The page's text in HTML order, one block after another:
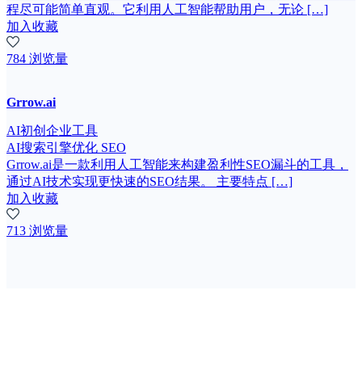
程尽可能简单直观。它利用人工智能帮助用户，无论 […]
加入收藏
784 浏览量
Grrow.ai
AI初创企业工具
AI搜索引擎优化 SEO
Grrow.ai是一款利用人工智能来构建盈利性SEO漏斗的工具，
通过AI技术实现更快速的SEO结果。 主要特点 […]
加入收藏
713 浏览量